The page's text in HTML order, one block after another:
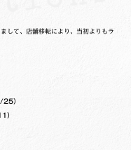
して、店舗移転により、当初よりもラ
）
）